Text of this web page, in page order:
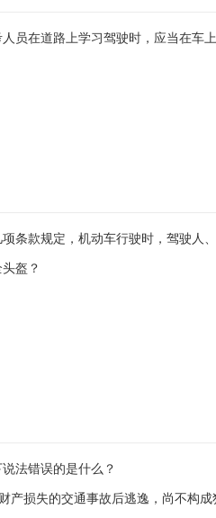
员在道路上学习驾驶时，应当在车
项条款规定，机动车行驶时，驾驶
盔？
法错误的是什么？
产损失的交通事故后逃逸，尚不构